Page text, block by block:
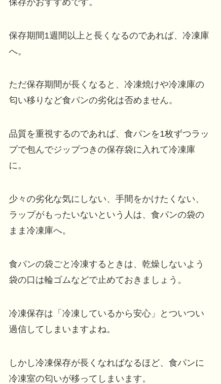
保存期間1週間以上と長くなるのであれば、冷凍庫
へ。
ただ保存期間が長くなると、冷凍焼けや冷凍庫の
匂い移りなど食パンの劣化は否めません。
品質を重視するのであれば、食パンを1枚ずつラッ
プで包んでジップつきの保存袋に入れて冷凍庫
に。
少々の劣化な気にしない、手間をかけたくない、
ラップがもったいないという人は、食パンの袋の
まま冷凍庫へ。
食パンの袋ごと冷凍するときは、乾燥しないよう
袋の口は輪ゴムなどで止めておきましょう。
冷凍保存は「冷凍しているから安心」とついつい
過信してしまいますよね。
しかし冷凍保存が長くなればなるほど、食パンに
冷凍室の匂いが移ってしまいます。